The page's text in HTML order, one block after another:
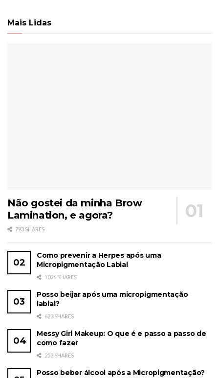
Mais Lidas
Não gostei da minha Brow
Lamination, e agora?
793 SHARES
Como prevenir a Herpes após uma
Micropigmentação Labial
1026 SHARES
Posso beijar após uma micropigmentação
labial?
623 SHARES
Messy Girl Makeup: O que é e passo a passo de
como fazer
252 SHARES
Posso beber álcool após a Micropigmentação?